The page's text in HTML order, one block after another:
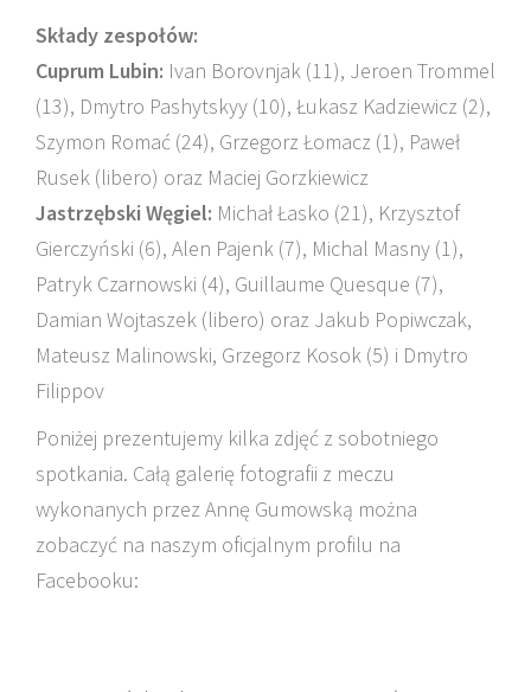
Składy zespołów:
Cuprum Lubin: Ivan Borovnjak (11), Jeroen Trommel
(13), Dmytro Pashytskyy (10), Łukasz Kadziewicz (2),
Szymon Romać (24), Grzegorz Łomacz (1), Paweł
Rusek (libero) oraz Maciej Gorzkiewicz
Jastrzębski Węgiel: Michał Łasko (21), Krzysztof
Gierczyński (6), Alen Pajenk (7), Michal Masny (1),
Patryk Czarnowski (4), Guillaume Quesque (7),
Damian Wojtaszek (libero) oraz Jakub Popiwczak,
Mateusz Malinowski, Grzegorz Kosok (5) i Dmytro
Filippov
Poniżej prezentujemy kilka zdjęć z sobotniego
spotkania. Całą galerię fotografii z meczu
wykonanych przez Annę Gumowską można
zobaczyć na naszym oficjalnym profilu na
Facebooku: